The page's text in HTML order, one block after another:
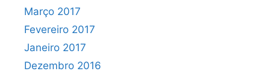
Março 2017
Fevereiro 2017
Janeiro 2017
Dezembro 2016